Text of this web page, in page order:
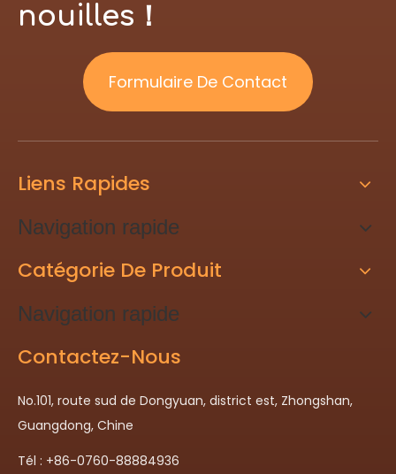
nouilles！
Formulaire De Contact
Liens Rapides
Navigation rapide
Catégorie De Produit
Navigation rapide
Contactez-Nous
No.101, route sud de Dongyuan, district est, Zhongshan,
Guangdong, Chine
Tél : +86-0760-88884936